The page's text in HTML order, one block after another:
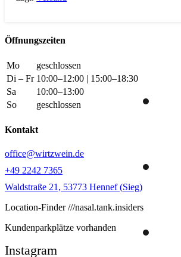
Öffnungszeiten
Mo
geschlossen
Di – Fr 10:00–12:00 | 15:00–18:30
Sa
10:00–13:00
So
geschlossen
Kontakt
office@wirtzwein.de
+49 2242 7365
Waldstraße 21, 53773 Hennef (Sieg)
Location-Finder ///nasal.tank.insiders
Kundenparkplätze vorhanden
Instagram